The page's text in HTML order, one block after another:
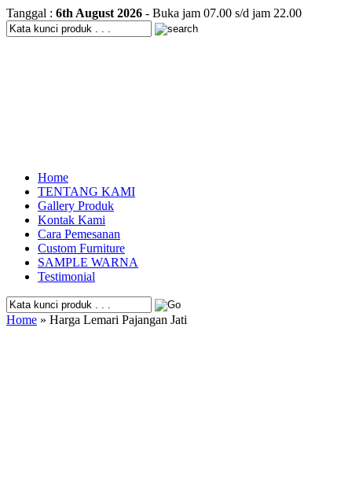
Tanggal : 6th August 2026 - Buka jam 07.00 s/d jam 22.00
Home
TENTANG KAMI
Gallery Produk
Kontak Kami
Cara Pemesanan
Custom Furniture
SAMPLE WARNA
Testimonial
Home » Harga Lemari Pajangan Jati